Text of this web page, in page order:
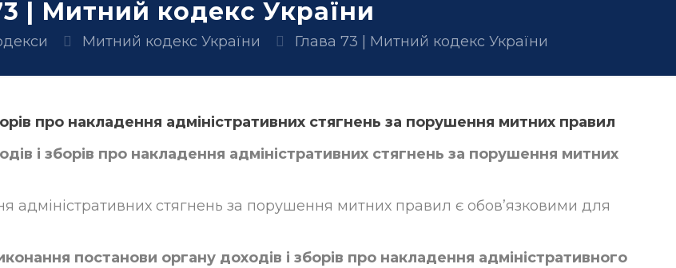
| Митний кодекс України
Митний кодекс України Глава 73 | Митний кодекс України
про накладення адміністративних стягнень за порушення митних правил
і зборів про накладення адміністративних стягнень за порушення митних
адміністративних стягнень за порушення митних правил є обов’язковими для
постанови органу доходів і зборів про накладення адміністративного